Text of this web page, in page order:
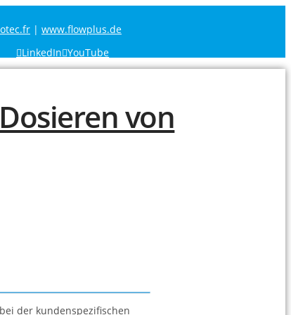
| www.flowplus.de
LinkedIn YouTube
der kundenspezifischen